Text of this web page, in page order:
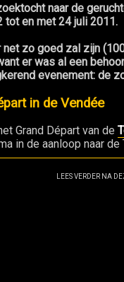
naar de
tot en met 24 juli 2011.
zo goed zal zijn
er was al een
evenement: de
in de Vendée
Grand Départ van de
in de aanloop naar
LEES VERDER NA